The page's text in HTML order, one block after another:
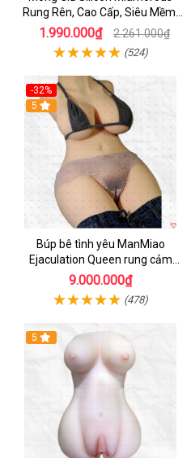
Rung Rên, Cao Cấp, Siêu Mềm,
Hót
1.990.000₫ 2.261.000₫
(524)
-32%
5
Búp bê tình yêu ManMiao
Ejaculation Queen rung cảm
biến sưởi ấm phun nước thông
9.000.000₫
(478)
5